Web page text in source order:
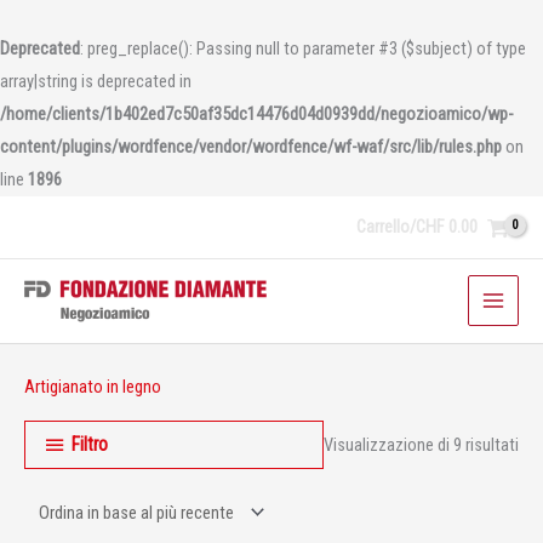
Deprecated: preg_replace(): Passing null to parameter #3 ($subject) of type
array|string is deprecated in
/home/clients/1b402ed7c50af35dc14476d04d0939dd/negozioamico/wp-
content/plugins/wordfence/vendor/wordfence/wf-waf/src/lib/rules.php on
line 1896
al
contenuto
Carrello/CHF 0.00
Artigianato in legno
Filtro Visualizzazione di 9 risultati